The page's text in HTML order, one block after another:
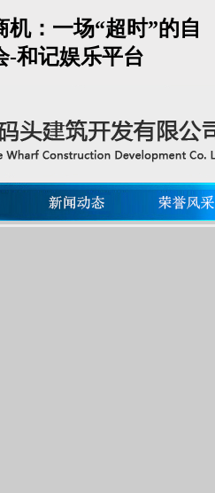
：一场“超时”的自
-和记娱乐平台